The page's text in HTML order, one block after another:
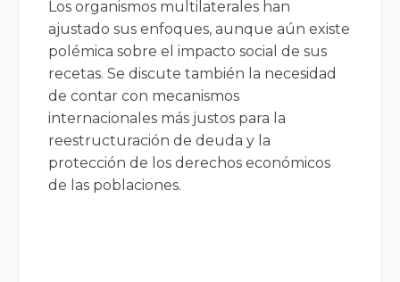
Los organismos multilaterales han
ajustado sus enfoques, aunque aún existe
polémica sobre el impacto social de sus
recetas. Se discute también la necesidad
de contar con mecanismos
internacionales más justos para la
reestructuración de deuda y la
protección de los derechos económicos
de las poblaciones.